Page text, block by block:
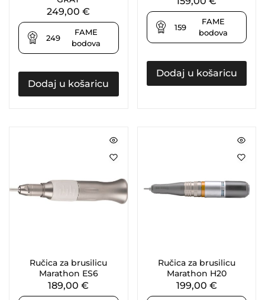
249,00€
249
FAME
bodova
Dodaj u košaricu
159
FAME
bodova
Dodaj u košaricu
Ručica za brusilicu
Marathon ES6
189,00€
Ručica za brusilicu
Marathon H20
199,00 €